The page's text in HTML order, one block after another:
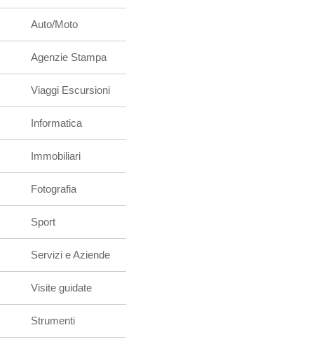
Auto/Moto
Agenzie Stampa
Viaggi Escursioni
Informatica
Immobiliari
Fotografia
Sport
Servizi e Aziende
Visite guidate
Strumenti